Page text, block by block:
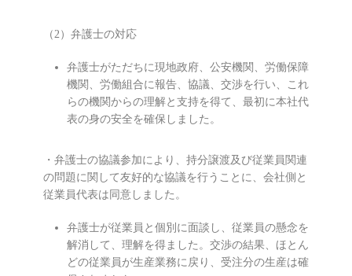
（2）弁護士の対応
弁護士がただちに現地政府、公安機関、労働保障
機関、労働組合に報告、協議、交渉を行い、これ
らの機関からの理解と支持を得て、最初に本社代
表の身の安全を確保しました。
・弁護士の協議参加により、持分譲渡及び従業員関連
の問題に関して友好的な協議を行うことに、会社側と
従業員代表は同意しました。
弁護士が従業員と個別に面談し、従業員の懸念を
解消して、理解を得ました。交渉の結果、ほとん
どの従業員が生産業務に戻り、受注分の生産は確